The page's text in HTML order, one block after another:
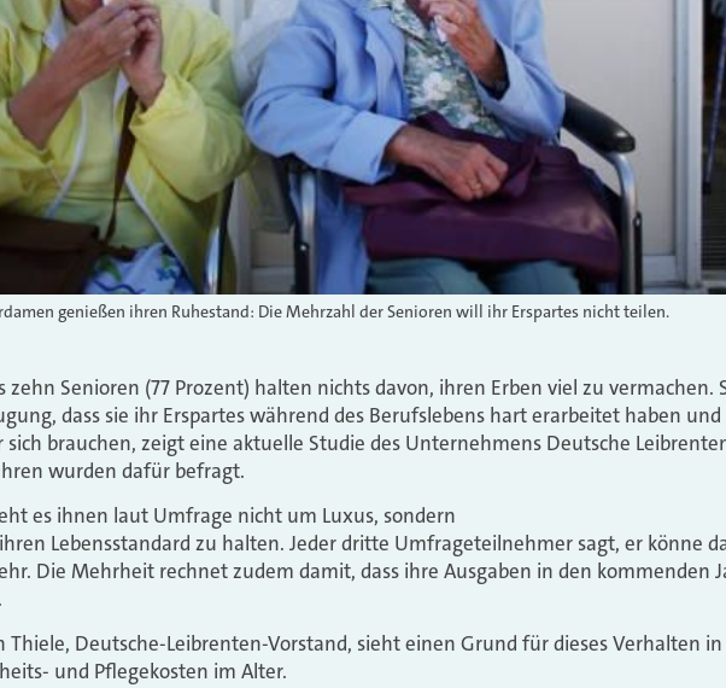
genießen ihren Ruhestand: Die Mehrzahl der Senioren will ihr Erspartes nicht teilen.
zehn Senioren (77 Prozent) halten nichts davon, ihren Erben viel zu vermachen.
dass sie ihr Erspartes während des Berufslebens hart erarbeitet haben
brauchen, zeigt eine aktuelle Studie des Unternehmens Deutsche
wurden dafür befragt.
es ihnen laut Umfrage nicht um Luxus, sondern
Lebensstandard zu halten. Jeder dritte Umfrageteilnehmer sagt, er könne
Die Mehrheit rechnet zudem damit, dass ihre Ausgaben in den kommenden
Thiele, Deutsche-Leibrenten-Vorstand, sieht einen Grund für dieses Verhalten
und Pflegekosten im Alter.